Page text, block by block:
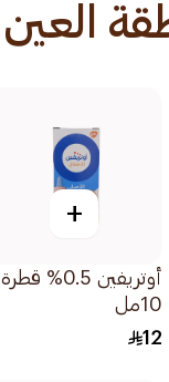
العين
+
أوتريفين 0.5% قطرة
10مل
12